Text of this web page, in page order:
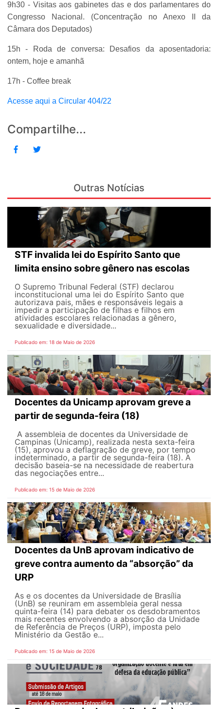
9h30 - Visitas aos gabinetes das e dos parlamentares do
Congresso Nacional. (Concentração no Anexo II da
Câmara dos Deputados)
15h - Roda de conversa: Desafios da aposentadoria:
ontem, hoje e amanhã
17h - Coffee break
Acesse aqui a Circular 404/22
Compartilhe...
Outras Notícias
STF invalida lei do Espírito Santo que
limita ensino sobre gênero nas escolas
O Supremo Tribunal Federal (STF) declarou
inconstitucional uma lei do Espírito Santo que
autorizava pais, mães e responsáveis legais ​​a
impedir a participação de filhas e filhos em
atividades escolares relacionadas a gênero,
sexualidade e diversidade...
Publicado em: 18 de Maio de 2026
Docentes da Unicamp aprovam greve a
partir de segunda-feira (18)
A assembleia de docentes da Universidade de
Campinas (Unicamp), realizada nesta sexta-feira
(15), aprovou a deflagração de greve, por tempo
indeterminado, a partir de segunda-feira (18). A
decisão baseia-se na necessidade de reabertura
das negociações entre...
Publicado em: 15 de Maio de 2026
Docentes da UnB aprovam indicativo de
greve contra aumento da “absorção” da
URP
As e os docentes da Universidade de Brasília
(UnB) se reuniram em assembleia geral nessa
quinta-feira (14) para debater os desdobramentos
mais recentes envolvendo a absorção da Unidade
de Referência de Preços (URP), imposta pelo
Ministério da Gestão e...
Publicado em: 15 de Maio de 2026